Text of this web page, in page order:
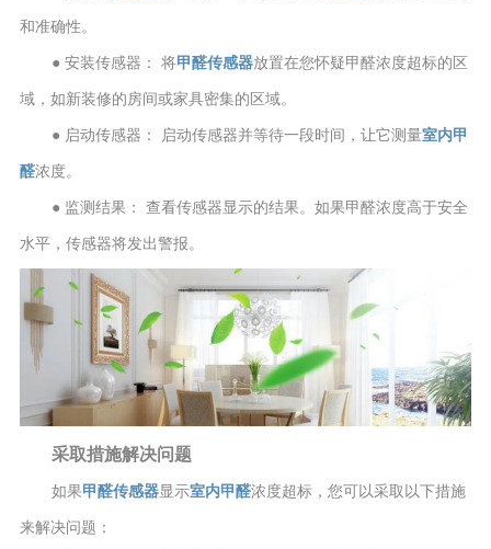
和准确性。
● 安装传感器： 将甲醛传感器放置在您怀疑甲醛浓度超标的区
域，如新装修的房间或家具密集的区域。
● 启动传感器： 启动传感器并等待一段时间，让它测量室内甲
醛浓度。
● 监测结果： 查看传感器显示的结果。如果甲醛浓度高于安全
水平，传感器将发出警报。
采取措施解决问题
如果甲醛传感器显示室内甲醛浓度超标，您可以采取以下措施
来解决问题：